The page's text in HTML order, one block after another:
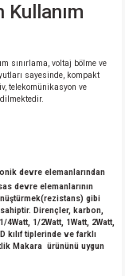
sınırlama, voltaj bölme ve
sayesinde, kompakt
telekomünikasyon ve
devre elemanlarından
devre elemanlarının
gibi
sahiptir. Dirençler, karbon,
1/2Watt, 1Watt, 2Watt,
kılıf tiplerinde ve farklı
Makara ürününü uygun